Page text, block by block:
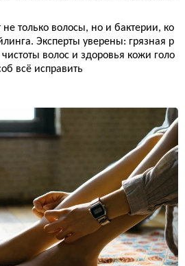
только волосы, но и бактерии, ко
Эксперты уверены: грязная р
волос и здоровья кожи голо
всё исправить